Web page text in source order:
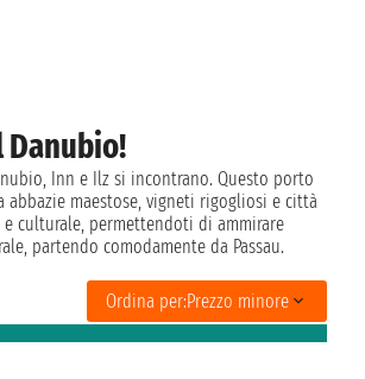
Inn e Ilz si incontrano. Questo porto
maestose, vigneti rigogliosi e città
culturale, permettendoti di ammirare
partendo comodamente da Passau.
Ordina per:Prezzo minore